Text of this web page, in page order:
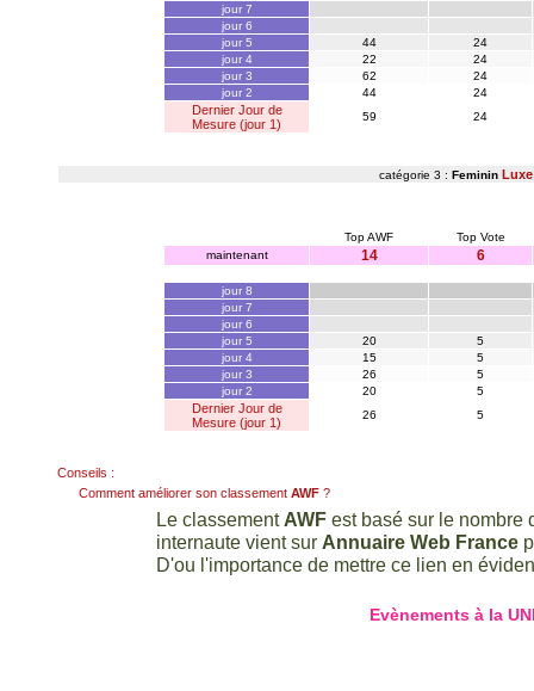
jour 7
jour 6
jour 5
44
24
jour 4
22
24
jour 3
62
24
jour 2
44 24
Dernier Jour de
Mesure (jour 1)
59 24
catégorie 3 : Feminin Luxe
Top AWF
Top Vote
maintenant
14 6
jour 8
jour 7
jour 6
jour 5
20
5
jour 4
15
5
jour 3
26
5
jour 2
20 5
Dernier Jour de
Mesure (jour 1)
26 5
Conseils :
Comment améliorer son classement AWF ?
Le classement AWF est basé sur le nombre
internaute vient sur Annuaire Web France
D'ou l'importance de mettre ce lien en
Evènements à la